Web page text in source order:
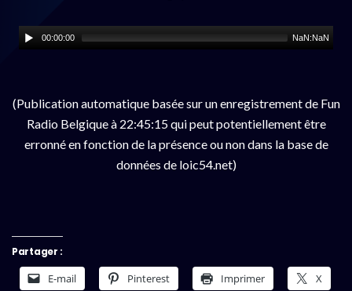
00:00:00 NaN:NaN
(Publication automatique basée sur un enregistrement de Fun
Radio Belgique à 22:45:15 qui peut potentiellement être
erronné en fonction de la présence ou non dans la base de
données de loic54.net)
Partager :
E-mail Pinterest Imprimer X